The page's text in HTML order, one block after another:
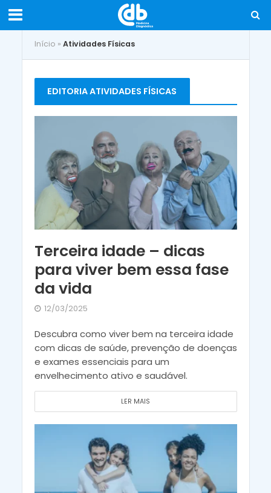
Início » Atividades Físicas
EDITORIA ATIVIDADES FÍSICAS
Terceira idade – dicas
para viver bem essa fase
da vida
12/03/2025
Descubra como viver bem na terceira idade
com dicas de saúde, prevenção de doenças
e exames essenciais para um
envelhecimento ativo e saudável.
LER MAIS